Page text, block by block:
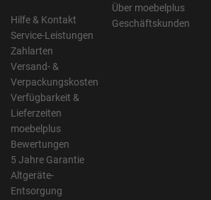
Hilfe & Kontakt
Service-Leistungen
Zahlarten
Versand- &
Verpackungskosten
Verfügbarkeit &
Lieferzeiten
moebelplus
Bewertungen
5 Jahre Garantie
Altgeräte-
Entsorgung
Über moebelplus
Geschäftskunden